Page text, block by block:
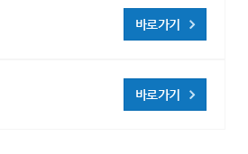
바로가기
바로가기